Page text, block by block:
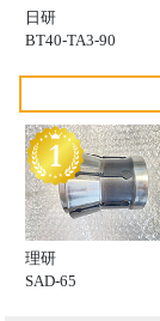
日研
BT40-TA3-90
理研
SAD-65